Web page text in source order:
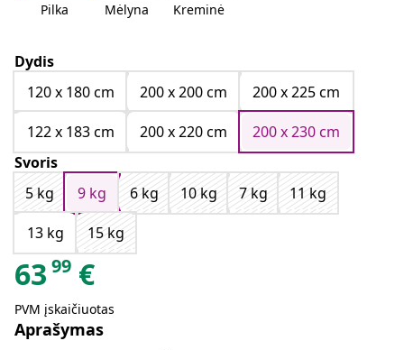
Pilka Mėlyna Kreminė
Dydis
120 x 180 cm
200 x 200 cm
200 x 225 cm
122 x 183 cm
200 x 220 cm
200 x 230 cm
Svoris
5 kg
9 kg 6 kg 10 kg 7 kg
11 kg
13 kg
15 kg
63 99 €
PVM įskaičiuotas
Aprašymas